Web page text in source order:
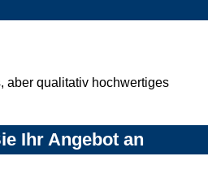
aber qualitativ hochwertiges
Ihr Angebot an